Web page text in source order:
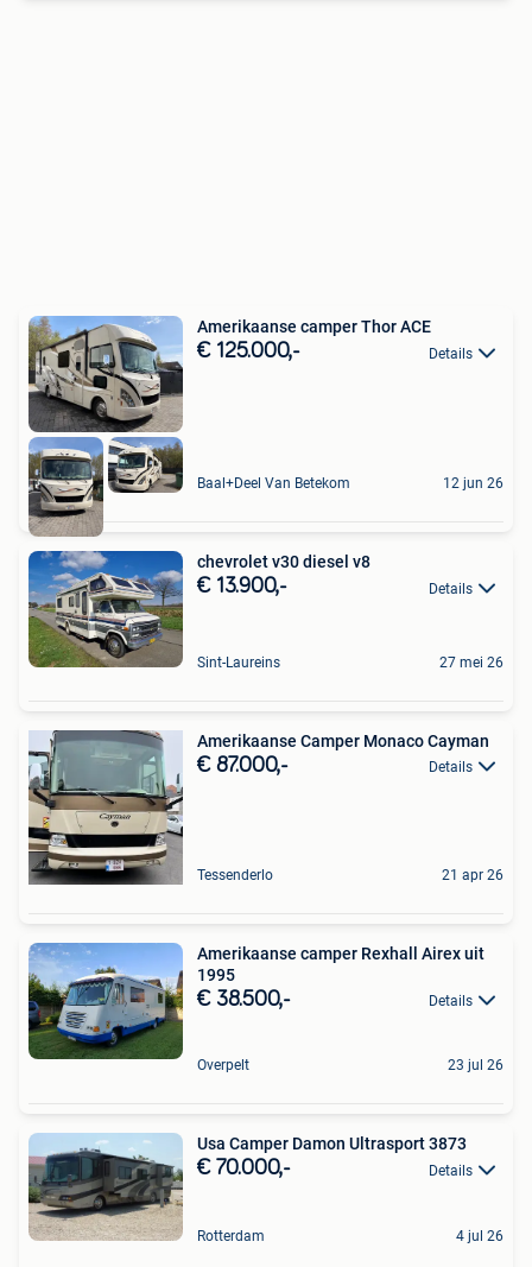
Amerikaanse camper Thor ACE
€ 125.000,- Details
Baal+Deel Van Betekom 12 jun 26
chevrolet v30 diesel v8
€ 13.900,- Details
Sint-Laureins 27 mei 26
Amerikaanse Camper Monaco Cayman
€ 87.000,- Details
Tessenderlo 21 apr 26
Amerikaanse camper Rexhall Airex uit
1995
€ 38.500,- Details
Overpelt 23 jul 26
Usa Camper Damon Ultrasport 3873
€ 70.000,- Details
Rotterdam 4 jul 26